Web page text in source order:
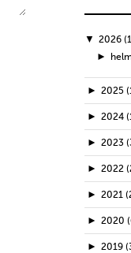
▼ 2026
►
► 2025
► 2024
► 2023
► 2022
► 2021
► 2020
► 2019